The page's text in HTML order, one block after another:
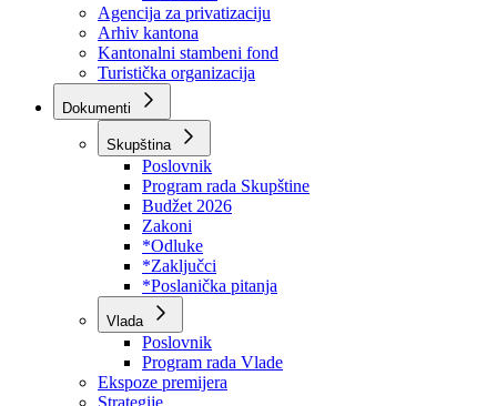
Javna preduzeća
BPK šume
RTV BPK
Agencija za privatizaciju
Arhiv kantona
Kantonalni stambeni fond
Turistička organizacija
Dokumenti
Skupština
Poslovnik
Program rada Skupštine
Budžet 2026
Zakoni
*Odluke
*Zaključci
*Poslanička pitanja
Vlada
Poslovnik